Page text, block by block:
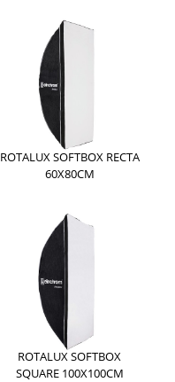
ROTALUX SOFTBOX RECTA
60X80CM
ROTALUX SOFTBOX
SQUARE 100X100CM